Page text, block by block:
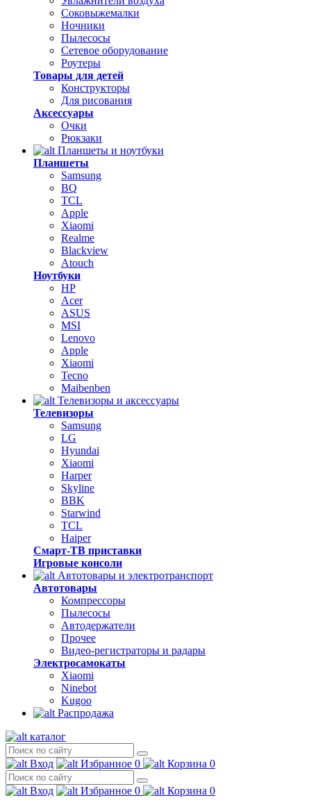
Соковыжемалки
Ночники
Пылесосы
Сетевое оборудование
Роутеры
Товары для детей
Конструкторы
Для рисования
Аксессуары
Очки
Рюкзаки
Планшеты и ноутбуки
Планшеты
Samsung
BQ
TCL
Apple
Xiaomi
Realme
Blackview
Atouch
Ноутбуки
HP
Acer
ASUS
MSI
Lenovo
Apple
Xiaomi
Tecno
Maibenben
Телевизоры и аксессуары
Телевизоры
Samsung
LG
Hyundai
Xiaomi
Harper
Skyline
BBK
Starwind
TCL
Haiper
Смарт-ТВ приставки
Игровые консоли
Автотовары и электротранспорт
Автотовары
Компрессоры
Пылесосы
Автодержатели
Прочее
Видео-регистраторы и радары
Электросамокаты
Xiaomi
Ninebot
Kugoo
Распродажа
каталог
Вход Избранное 0 Корзина 0
Вход Избранное 0 Корзина 0